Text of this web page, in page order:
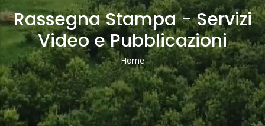
Rassegna Stampa - Servizi
Video e Pubblicazioni
Briciole
Di
Pane
Home